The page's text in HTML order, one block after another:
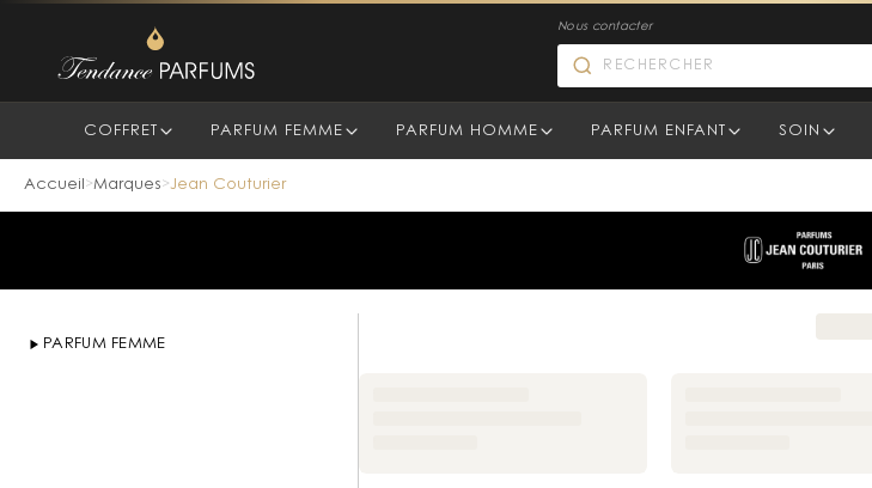
Nous contacter
COFFRET PARFUM FEMME PARFUM HOMME PARFUM ENFANT SOIN
Parfums Jean Couturier
Accueil >Marques>Jean Couturier
PARFUM FEMME